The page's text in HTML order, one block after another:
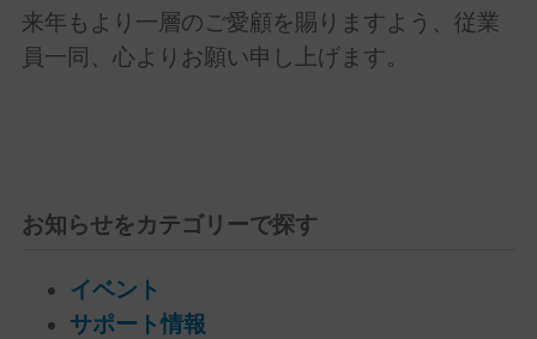
来年もより一層のご愛顧を賜りますよう、従業
員一同、心よりお願い申し上げます。
お知らせをカテゴリーで探す
イベント
サポート情報